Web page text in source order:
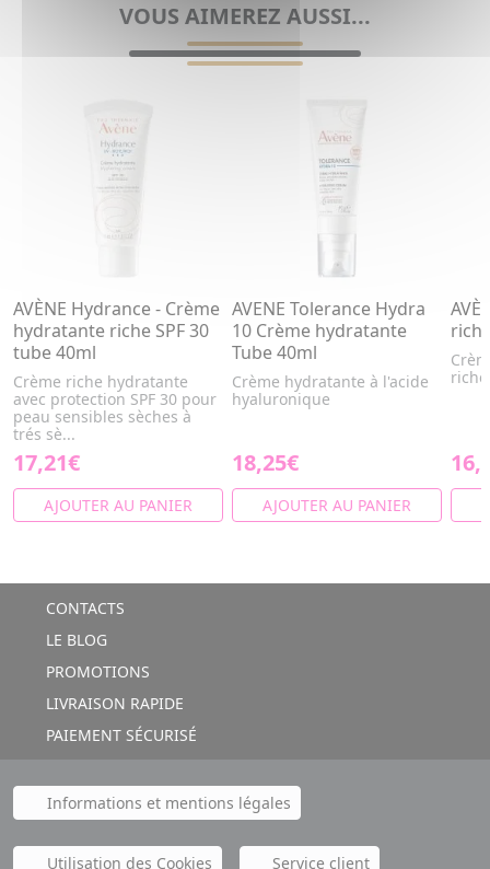
VOUS AIMEREZ AUSSI...
AVÈNE Hydrance - Crème
hydratante riche SPF 30
tube 40ml
Crème riche hydratante
avec protection SPF 30 pour
peau sensibles sèches à
trés sè...
17,21€
AJOUTER AU PANIER
AVENE Tolerance Hydra
10 Crème hydratante
Tube 40ml
Crème hydratante à l'acide
hyaluronique
18,25€
AJOUTER AU PANIER
CONTACTS
LE BLOG
PROMOTIONS
LIVRAISON RAPIDE
PAIEMENT SÉCURISÉ
Informations et mentions légales
Utilisation des Cookies Service client